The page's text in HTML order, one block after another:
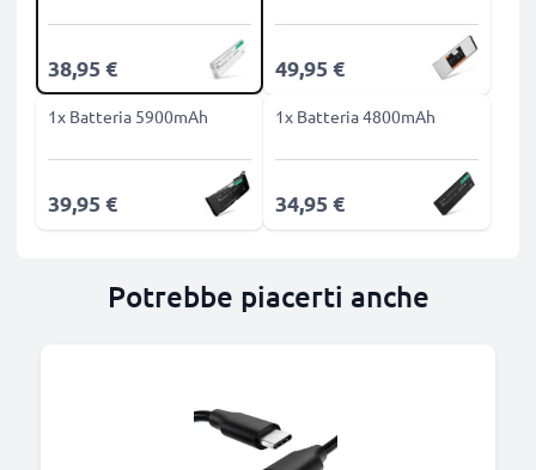
38,95 € 49,95 €
1x Batteria 5900mAh
39,95 €
1x Batteria 4800mAh
34,95 €
Potrebbe piacerti anche